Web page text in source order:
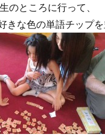
のところに行って、
きな色の単語チップを